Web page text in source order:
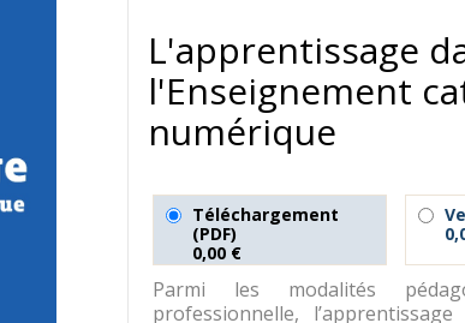
L'apprentissage
l'Enseignement
numérique
Téléchargement
(PDF)
0,00 €
Parmi les modalités
professionnelle,